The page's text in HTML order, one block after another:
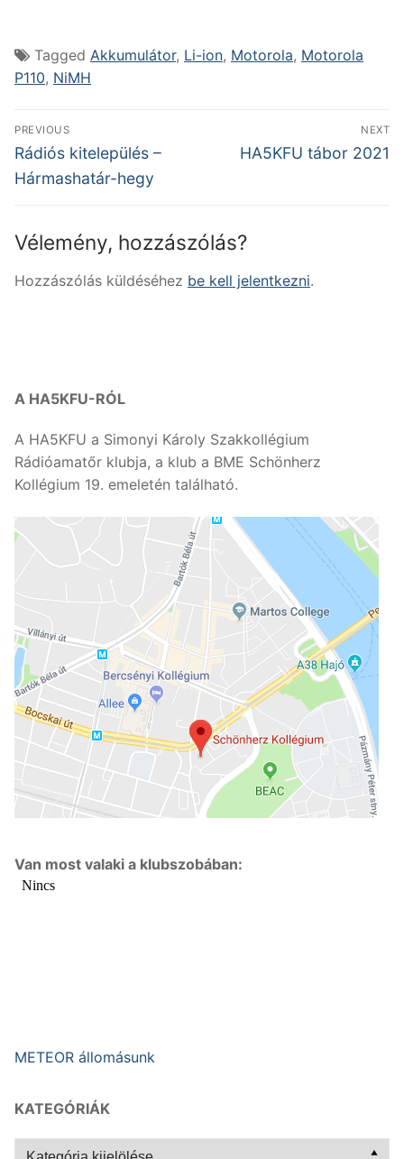
Tagged Akkumulátor, Li-ion, Motorola, Motorola
P110, NiMH
Bejegyzés
navigáció
PREVIOUS
Previous
post:
Rádiós kitelepülés –
Hármashatár-hegy
NEXT
Next
HA5KFU tábor 2021
Vélemény, hozzászólás?
Hozzászólás küldéséhez be kell jelentkezni.
A HA5KFU-RÓL
A HA5KFU a Simonyi Károly Szakkollégium
Rádióamatőr klubja, a klub a BME Schönherz
Kollégium 19. emeletén található.
Van most valaki a klubszobában:
METEOR állomásunk
KATEGÓRIÁK
Kategóriák